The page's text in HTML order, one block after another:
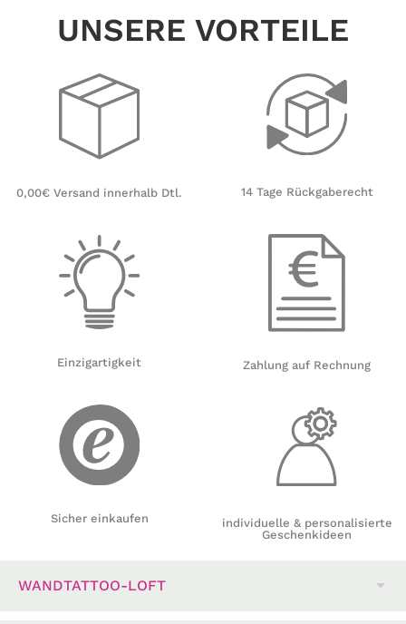
UNSERE VORTEILE
0,00€ Versand innerhalb Dtl.
Einzigartigkeit
Sicher einkaufen
14 Tage Rückgaberecht
Zahlung auf Rechnung
individuelle & personalisierte
Geschenkideen
WANDTATTOO-LOFT